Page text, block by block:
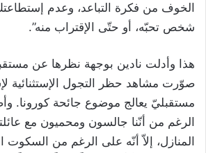
الخوف من فكرة التباعد، وعدم
شخص تحبّه، أو حتّى الإقتراب منه”.
هذا وأدلت نادين بوجهة نظرها عن
صوّرت مشاهد حظر التجول الإستثنائية
مستقبليّ يعالج موضوع جائحة كورونا.
الرغم من أنّنا جالسون ومحميون مع
المنازل، إلاّ أنّه على الرغم من السكوت